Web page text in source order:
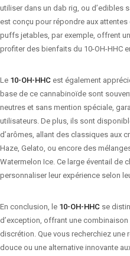
utiliser dans un dab rig, ou d’edibles
est conçu pour répondre aux
puffs jetables, par exemple, offrent
profiter des bienfaits du 10-OH-HHC
Le 10-OH-HHC est également
base de ce cannabinoïde sont
neutres et sans mention spéciale,
utilisateurs. De plus, ils sont
d’arômes, allant des classiques aux
Haze, Gelato, ou encore des
Watermelon Ice. Ce large éventail de
personnaliser leur expérience selon
En conclusion, le 10-OH-HHC se
d’exception, offrant une
discrétion. Que vous recherchiez
douce ou une alternative innovante